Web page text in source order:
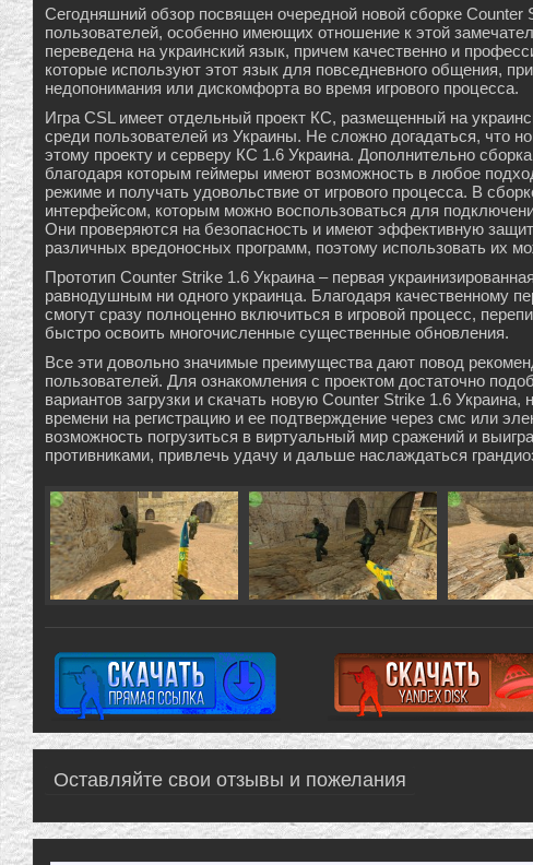
Сегодняшний обзор посвящен очередной новой сборке Counter
пользователей, особенно имеющих отношение к этой
переведена на украинский язык, причем качественно и
которые используют этот язык для повседневного общения,
недопонимания или дискомфорта во время игрового процесса.
Игра CSL имеет отдельный проект КС, размещенный на
среди пользователей из Украины. Не сложно догадаться, что
этому проекту и серверу КС 1.6 Украина. Дополнительно
благодаря которым геймеры имеют возможность в любое
режиме и получать удовольствие от игрового процесса. В
интерфейсом, которым можно воспользоваться для
Они проверяются на безопасность и имеют эффективную
различных вредоносных программ, поэтому использовать их
Прототип Counter Strike 1.6 Украина – первая
равнодушным ни одного украинца. Благодаря качественному
смогут сразу полноценно включиться в игровой процесс,
быстро освоить многочисленные существенные обновления.
Все эти довольно значимые преимущества дают повод
пользователей. Для ознакомления с проектом достаточно
вариантов загрузки и скачать новую Counter Strike 1.6 Украина,
времени на регистрацию и ее подтверждение через смс или
возможность погрузиться в виртуальный мир сражений и
противниками, привлечь удачу и дальше наслаждаться
Оставляйте свои отзывы и пожелания